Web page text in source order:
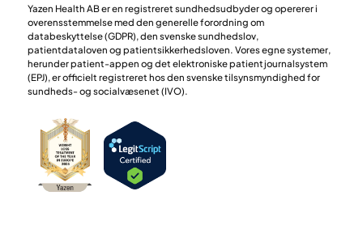
Yazen Health AB er en registreret sundhedsudbyder og opererer i
overensstemmelse med den generelle forordning om
databeskyttelse (GDPR), den svenske sundhedslov,
patientdataloven og patientsikkerhedsloven. Vores egne systemer,
herunder patient-appen og det elektroniske patientjournalsystem
(EPJ), er officielt registreret hos den svenske tilsynsmyndighed for
sundheds- og socialvæsenet (IVO).